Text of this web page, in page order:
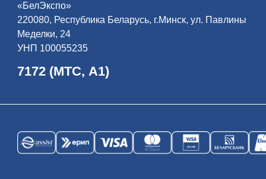
«БелЭкспо»
220080, Республика Беларусь, г.Минск, ул. Павлины
Меделки, 24
УНП 100055235
7172 (МТС, А1)